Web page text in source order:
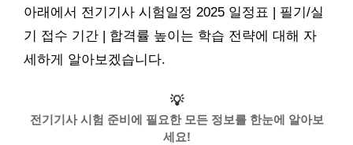
아래에서 전기기사 시험일정 2025 일정표 | 필기/실
기 접수 기간 | 합격률 높이는 학습 전략에 대해 자
세하게 알아보겠습니다.
💡
전기기사 시험 준비에 필요한 모든 정보를 한눈에 알아보
세요!